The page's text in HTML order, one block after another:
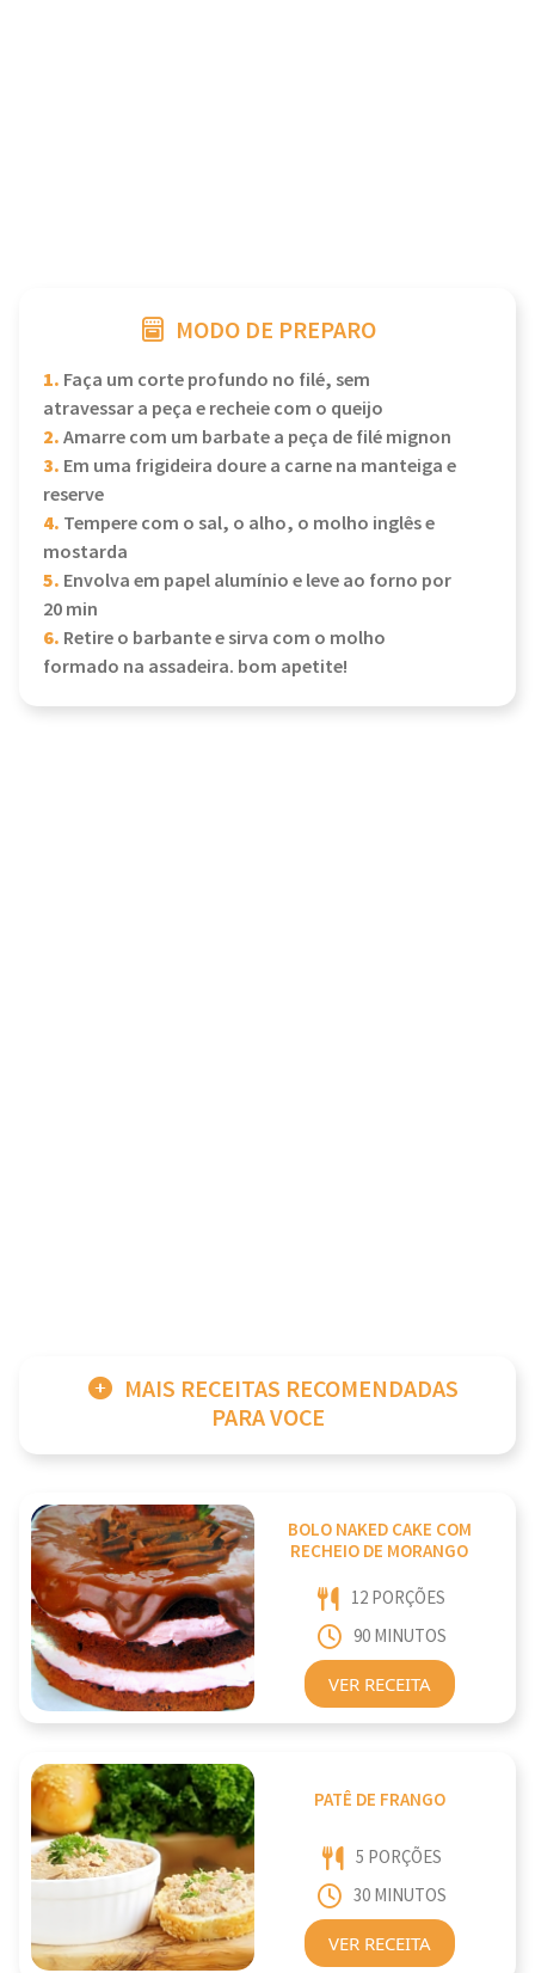
MODO DE PREPARO
1. Faça um corte profundo no filé, sem
atravessar a peça e recheie com o queijo
2.Amarre com um barbate a peça de filé mignon
3. Em uma frigideira doure a carne na manteiga e
reserve
4. Tempere com o sal, o alho, o molho inglês e
mostarda
5. Envolva em papel alumínio e leve ao forno por
20 min
6. Retire o barbante e sirva com o molho
formado na assadeira. bom apetite!
MAIS RECEITAS RECOMENDADAS
PARA VOCE
BOLO NAKED CAKE COM
RECHEIO DE MORANGO
12 PORÇÕES
90 MINUTOS
VER RECEITA
PATÊ DE FRANGO
5 PORÇÕES
30 MINUTOS
VER RECEITA